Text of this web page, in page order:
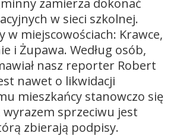
w sieci szkolnej.
w miejscowościach: Krawce,
i Żupawa. Według osób,
nasz reporter Robert
nawet o likwidacji
mieszkańcy stanowczo się
wyrazem sprzeciwu jest
zbierają podpisy.